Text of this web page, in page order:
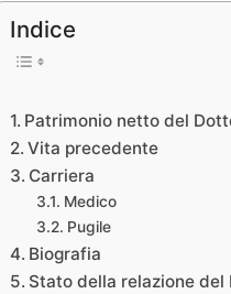
Indice
Patrimonio netto del
Vita precedente
Carriera
Medico
Pugile
Biografia
Stato della relazione